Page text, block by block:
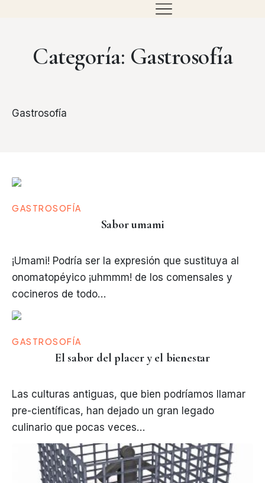
Categoría: Gastrosofía
Gastrosofía
GASTROSOFÍA
Sabor umami
¡Umami! Podría ser la expresión que sustituya al
onomatopéyico ¡uhmmm! de los comensales y
cocineros de todo…
GASTROSOFÍA
El sabor del placer y el bienestar
Las culturas antiguas, que bien podríamos llamar
pre-científicas, han dejado un gran legado
culinario que pocas veces…